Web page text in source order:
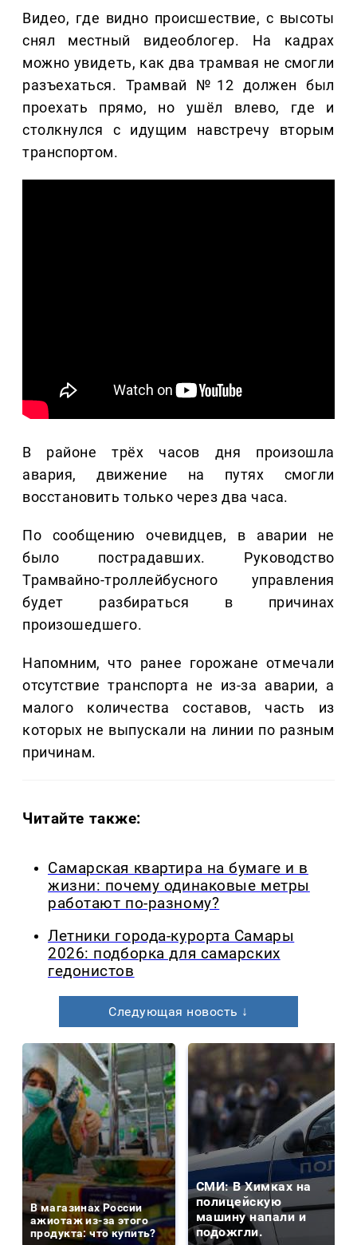
Видео, где видно происшествие, с высоты
снял местный видеоблогер. На кадрах
можно увидеть, как два трамвая не смогли
разъехаться. Трамвай №12 должен был
проехать прямо, но ушёл влево, где и
столкнулся с идущим навстречу вторым
транспортом.
В районе трёх часов дня произошла
авария, движение на путях смогли
восстановить только через два часа.
По сообщению очевидцев, в аварии не
было пострадавших. Руководство
Трамвайно-троллейбусного управления
будет разбираться в причинах
произошедшего.
Напомним, что ранее горожане отмечали
отсутствие транспорта не из-за аварии, а
малого количества составов, часть из
которых не выпускали на линии по разным
причинам.
Читайте также:
Самарская квартира на бумаге и в
жизни: почему одинаковые метры
работают по-разному?
Летники города-курорта Самары
2026: подборка для самарских
гедонистов
Следующая новость ↓
В магазинах России
ажиотаж из-за этого
продукта: что купить?
СМИ: В Химках на
полицейскую
машину напали и
подожгли.